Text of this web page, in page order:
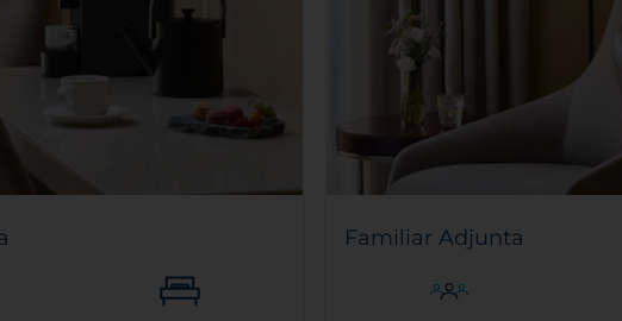
Familiar Adjunta